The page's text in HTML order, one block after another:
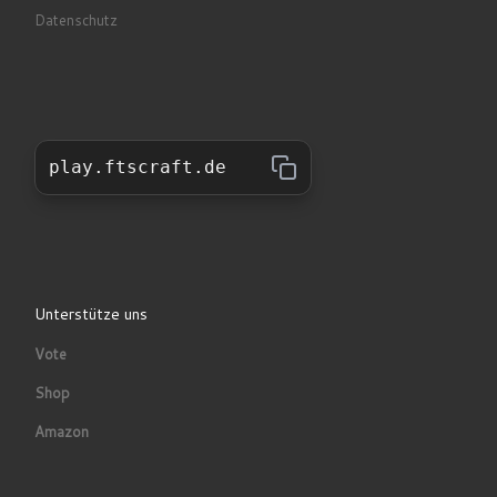
Datenschutz
play.ftscraft.de
Unterstütze uns
Vote
Shop
Amazon